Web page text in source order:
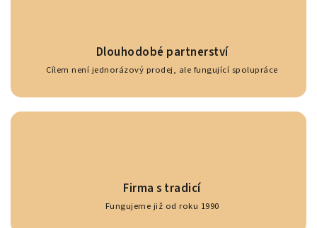
Dlouhodobé partnerství
Cílem není jednorázový prodej, ale fungující spolupráce
Firma s tradicí
Fungujeme již od roku 1990